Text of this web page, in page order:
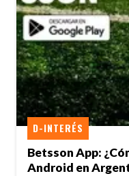
Betsson App:
Android en
D-INTERÉS